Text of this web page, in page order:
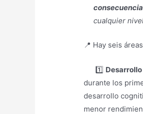
cualquier
📍 Hay seis
1️⃣
durante los
desarrollo
menor